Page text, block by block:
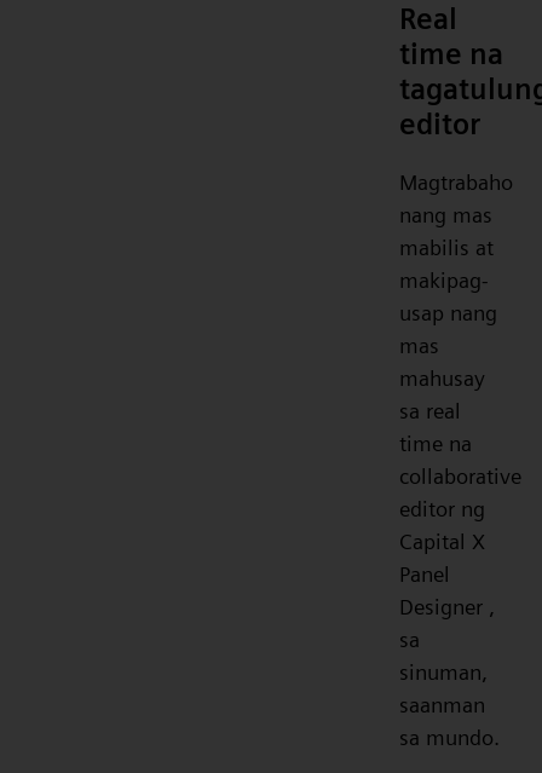
Real
time na
editor
Magtrabaho
nang mas
mabilis at
makipag-
usap nang
mas
mahusay
sa real
time na
collaborative
editor ng
Capital X
Panel
Designer ,
sa
sinuman,
saanman
sa mundo.